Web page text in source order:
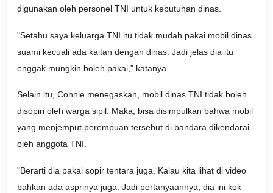
digunakan oleh personel TNI untuk kebutuhan dinas.
"Setahu saya keluarga TNI itu tidak mudah pakai mobil dinas
suami kecuali ada kaitan dengan dinas. Jadi jelas dia itu
enggak mungkin boleh pakai," katanya.
Selain itu, Connie menegaskan, mobil dinas TNI tidak boleh
disopiri oleh warga sipil. Maka, bisa disimpulkan bahwa mobil
yang menjemput perempuan tersebut di bandara dikendarai
oleh anggota TNI.
"Berarti dia pakai sopir tentara juga. Kalau kita lihat di video
bahkan ada asprinya juga. Jadi pertanyaannya, dia ini kok